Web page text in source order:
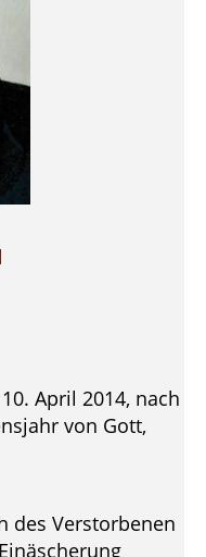
April 2014, nach
von Gott,
des Verstorbenen